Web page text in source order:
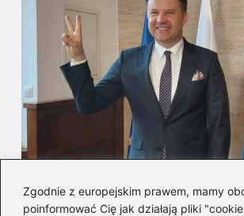
Zgodnie z europejskim prawem, mamy
poinformować Cię jak działają pliki
Czerwonych Gitarach i profil